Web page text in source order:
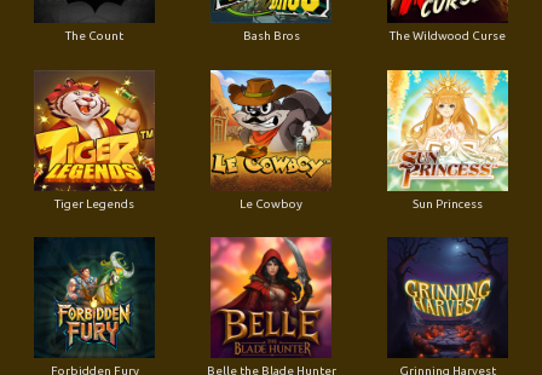
The Count Bash Bros The Wildwood Curse
Tiger Legends Le Cowboy Sun Princess
Forbidden Fury Belle the Blade Hunter Grinning Harvest